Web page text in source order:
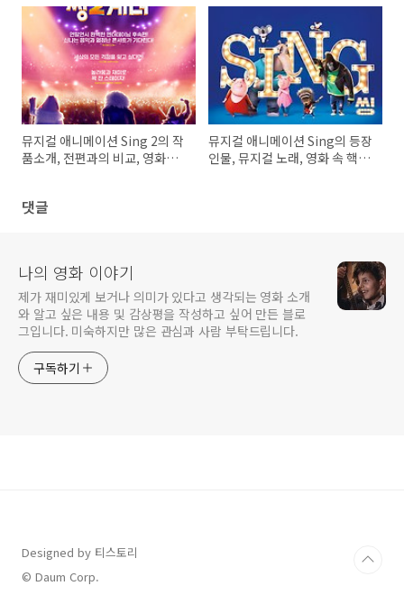
뮤지컬 애니메이션 Sing 2의 작
품소개, 전편과의 비교, 영화속
뮤지컬 애니메이션 Sing의 등장
인물, 뮤지컬 노래, 영화 속 핵심
댓글
나의 영화 이야기
제가 재미있게 보거나 의미가 있다고 생각되는 영화 소개
와 알고 싶은 내용 및 감상평을 작성하고 싶어 만든 블로
그입니다. 미숙하지만 많은 관심과 사람 부탁드립니다.
구독하기
Designed by 티스토리
© Daum Corp.